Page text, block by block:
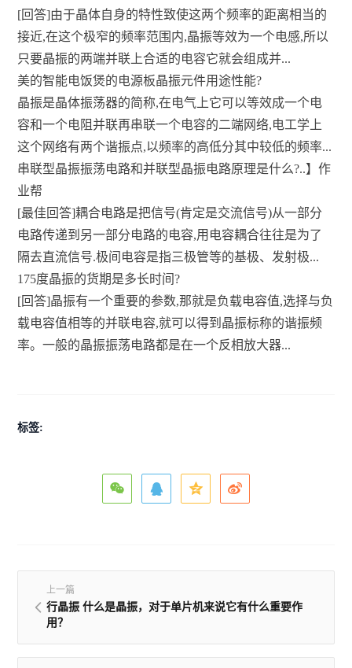
[回答]由于晶体自身的特性致使这两个频率的距离相当的
接近,在这个极窄的频率范围内,晶振等效为一个电感,所以
只要晶振的两端并联上合适的电容它就会组成并...
美的智能电饭煲的电源板晶振元件用途性能?
晶振是晶体振荡器的简称,在电气上它可以等效成一个电
容和一个电阻并联再串联一个电容的二端网络,电工学上
这个网络有两个谐振点,以频率的高低分其中较低的频率...
串联型晶振振荡电路和并联型晶振电路原理是什么?..】作
业帮
[最佳回答]耦合电路是把信号(肯定是交流信号)从一部分
电路传递到另一部分电路的电容,用电容耦合往往是为了
隔去直流信号.极间电容是指三极管等的基极、发射极...
175度晶振的货期是多长时间?
[回答]晶振有一个重要的参数,那就是负载电容值,选择与负
载电容值相等的并联电容,就可以得到晶振标称的谐振频
率。一般的晶振振荡电路都是在一个反相放大器...
标签:
上一篇
行晶振 什么是晶振，对于单片机来说它有什么重要作
用？